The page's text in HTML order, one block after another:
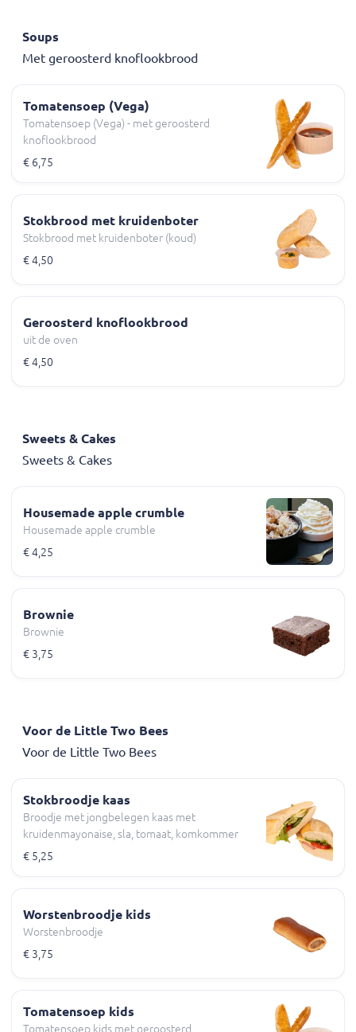
Soups
Met geroosterd knoflookbrood
Tomatensoep (Vega)
Tomatensoep (Vega) - met geroosterd
knoflookbrood
€ 6,75
Stokbrood met kruidenboter
Stokbrood met kruidenboter (koud)
€ 4,50
Geroosterd knoflookbrood
uit de oven
€ 4,50
Sweets & Cakes
Sweets & Cakes
Housemade apple crumble
Housemade apple crumble
€ 4,25
Brownie
Brownie
€ 3,75
Voor de Little Two Bees
Voor de Little Two Bees
Stokbroodje kaas
Broodje met jongbelegen kaas met
kruidenmayonaise, sla, tomaat, komkommer
€ 5,25
Worstenbroodje kids
Worstenbroodje
€ 3,75
Tomatensoep kids
Tomatensoep kids met geroosterd